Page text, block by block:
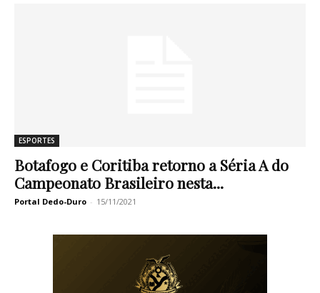
ESPORTES
Botafogo e Coritiba retorno a Séria A do
Campeonato Brasileiro nesta...
Portal Dedo-Duro - 15/11/2021